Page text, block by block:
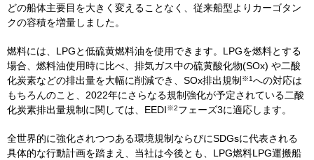
どの船体主要目を大きく変えることなく、従来船型よりカーゴタン
クの容積を増量しました。
燃料には、 LPGと低硫黄燃料油を使用できます。LPGを燃料とする
場合、燃料油使用時に比べ、排気ガス中の硫黄酸化物(SOx) や二酸
化炭素などの排出量を大幅に削減でき、 SOx排出規制 ※1への対応は
もちろんのこと、 2022年にさらなる規制強化が予定されている二酸
化炭素排出量規制に関しては、 EEDI※2フェーズ3に適応します。
全世界的に強化されつつある環境規制ならびにSDGsに代表される
具体的な行動計画を踏まえ、当社は今後とも、 LPG燃料LPG運搬船